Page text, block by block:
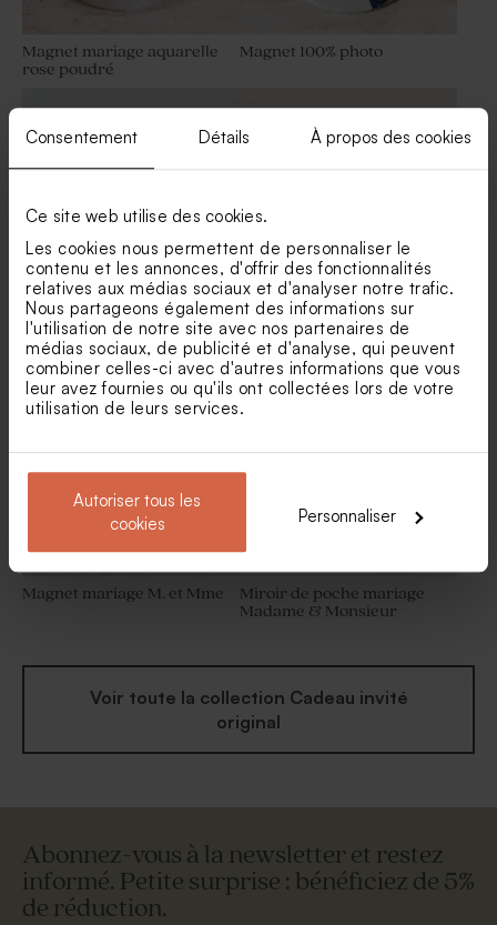
Consentement Détails À propos des cookies
Ce site web utilise des cookies.
Les cookies nous permettent de personnaliser le
contenu et les annonces, d'offrir des fonctionnalités
relatives aux médias sociaux et d'analyser notre trafic.
Nous partageons également des informations sur
l'utilisation de notre site avec nos partenaires de
médias sociaux, de publicité et d'analyse, qui peuvent
combiner celles-ci avec d'autres informations que vous
leur avez fournies ou qu'ils ont collectées lors de votre
utilisation de leurs services.
Autoriser tous les
cookies
Personnaliser
blanches brillantes - 1kg
Magnet mariage aquarelle
rose poudré
Magnet 100% photo
Tube à bulles mariage rose
Bombes de graines mariage
et son étui bouton d'or
Magnet mariage M. et Mme
Miroir de poche mariage
Madame & Monsieur
Voir toute la collection Cadeau invité
original
Abonnez-vous à la newsletter et restez
informé. Petite surprise : bénéficiez de 5%
de réduction.